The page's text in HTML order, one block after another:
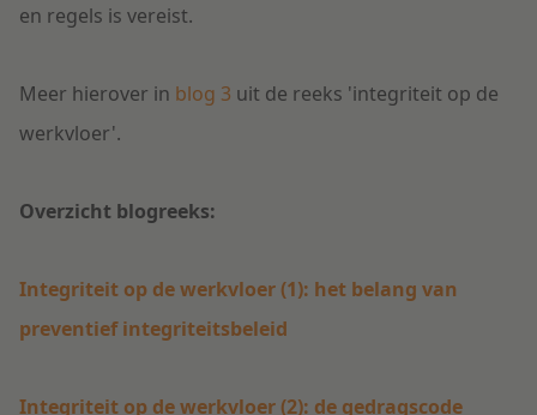
en regels is vereist.
Meer hierover in blog 3 uit de reeks 'integriteit op de
werkvloer'.
Overzicht blogreeks:
Integriteit op de werkvloer (1): het belang van
preventief integriteitsbeleid
Integriteit op de werkvloer (2): de gedragscode